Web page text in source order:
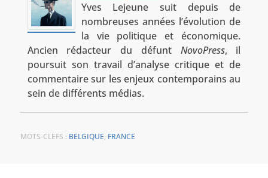
Yves Lejeune suit depuis de
nombreuses années l’évolution de
la vie politique et économique.
Ancien rédacteur du défunt NovoPress, il
poursuit son travail d’analyse critique et de
commentaire sur les enjeux contemporains au
sein de différents médias.
MOTS-CLEFS : BELGIQUE, FRANCE